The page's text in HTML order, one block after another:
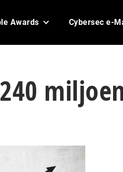
Awards Cybersec e-